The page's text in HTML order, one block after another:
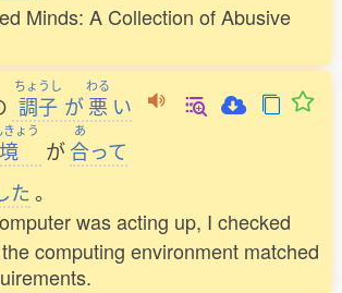
Minds: A Collection of Abusive
ちょうし
調子 が
わる
悪 い
ょう
が
あ
合って
た。
was acting up, I checked
computing environment matched